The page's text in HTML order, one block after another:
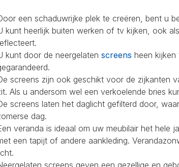
een schaduwrijke plek te creëren, bent u
kunt heerlijk buiten werken of tv kijken, ook
kunt door de neergelaten screens heen
screens zijn ook geschikt voor de zijkanten
Als u andersom wel een verkoelende bries
screens laten het daglicht gefilterd door,
dag.
veranda is ideaal om uw meubilair het hele
een tapijt of andere aankleding.
screens geven een gezellige en